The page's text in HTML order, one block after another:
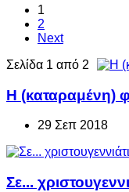
1
2
Next
Σελίδα 1 από 2
Η (καταραμένη)
29 Σεπ 2018
Σε...